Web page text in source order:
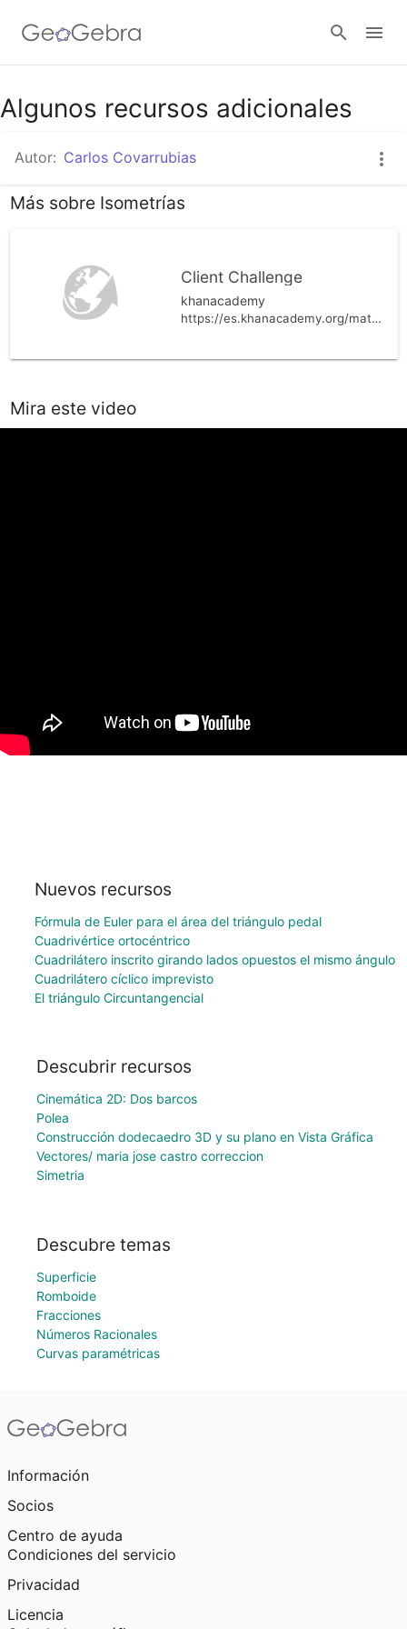
Abrir sesión
Algunos recursos adicionales
Autor: Carlos Covarrubias
Más sobre Isometrías
Client Challenge
khanacademy
https://es.khanacademy.org/math/eb-3-secundaria/eb-transformaciones#eb-simetria
Mira este video
Nuevos recursos
Fórmula de Euler para el área del triángulo pedal
Cuadrivértice ortocéntrico
Cuadrilátero inscrito girando lados opuestos el mismo ángulo
Cuadrilátero cíclico imprevisto
El triángulo Circuntangencial
Descubrir recursos
Cinemática 2D: Dos barcos
Polea
Construcción dodecaedro 3D y su plano en Vista Gráfica
Vectores/ maria jose castro correccion
Simetria
Descubre temas
Superficie
Romboide
Fracciones
Números Racionales
Curvas paramétricas
Información
Socios
Centro de ayuda
Condiciones del servicio
Privacidad
Licencia